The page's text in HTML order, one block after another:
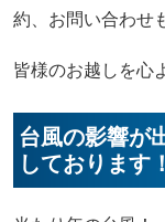
約、お問い合わせ
皆様のお越しを心
台風の影響が
しております！